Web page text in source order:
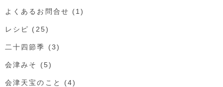
よくあるお問合せ (1)
レシピ (25)
二十四節季 (3)
会津みそ (5)
会津天宝のこと (4)